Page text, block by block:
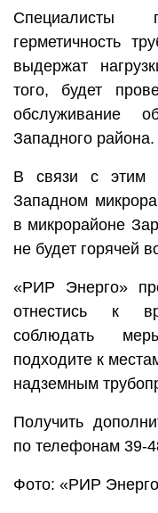
Специалисты
герметичность
выдержат
того, будет
обслуживание
Западного района.
В связи с этим
Западном
в микрорайоне
не будет горячей
«РИР Энерго»
отнестись к
соблюдать
подходите к
надземным
Получить
по телефонам 39-
Фото: «РИР